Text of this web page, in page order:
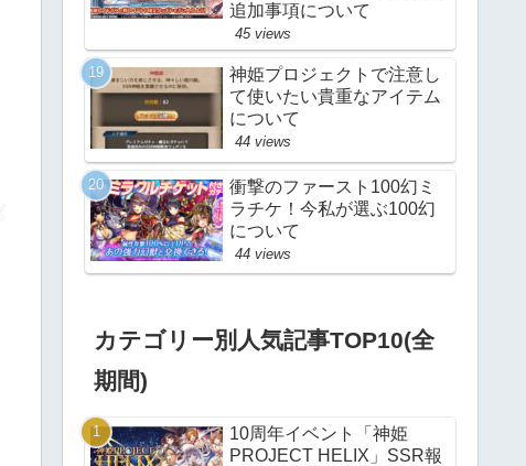
追加事項について
45 views
神姫プロジェクトで注意し
て使いたい貴重なアイテム
について
44 views
衝撃のファースト100幻ミ
ラチケ！今私が選ぶ100幻
について
44 views
カテゴリー別人気記事TOP10(全
期間)
10周年イベント「神姫
PROJECT HELIX」SSR報